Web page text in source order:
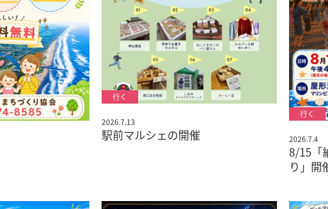
2026.7.13
駅前マルシェの開催 2026.7.4
8/15「
り」開